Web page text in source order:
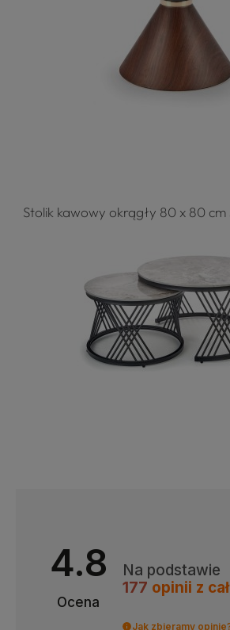
Stolik kawowy okrągły 80 x 80
4.8
Ocena
Na podstawie
177 opinii z
Jak zbieramy